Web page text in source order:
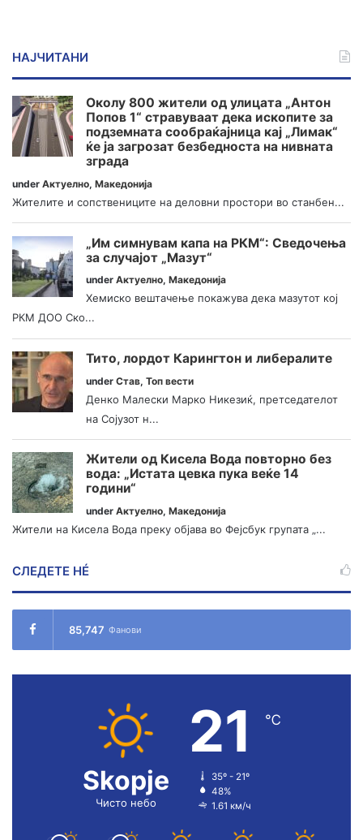
НАЈЧИТАНИ
Околу 800 жители од улицата „Антон
Попов 1“ стравуваат дека ископите за
подземната сообраќајница кај „Лимак“
ќе ја загрозат безбедноста на нивната
зграда
under Актуелно, Македонија
Жителите и сопствениците на деловни простори во станбен...
„Им симнувам капа на РКМ“: Сведочења
за случајот „Мазут“
under Актуелно, Македонија
Хемиско вештачење покажува дека мазутот кој
РКМ ДОО Ско...
Тито, лордот Карингтон и либералите
under Став, Топ вести
Денко Малески Марко Никезиќ, претседателот
на Сојузот н...
Жители од Кисела Вода повторно без
вода: „Истата цевка пука веќе 14
години“
under Актуелно, Македонија
Жители на Кисела Вода преку објава во Фејсбук групата „...
СЛЕДЕТЕ НÉ
85,747 Фанови
Skopje
Чисто небо
21 ℃
35º - 21º
48%
1.61 км/ч